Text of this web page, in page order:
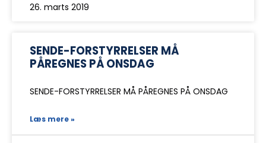
26. marts 2019
SENDE-FORSTYRRELSER MÅ
PÅREGNES PÅ ONSDAG
SENDE-FORSTYRRELSER MÅ PÅREGNES PÅ ONSDAG
Læs mere »